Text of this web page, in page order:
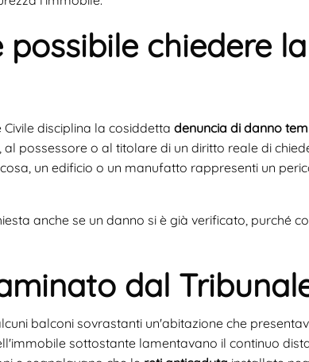
possibile chiedere
Civile disciplina la cosiddetta denuncia di danno
possessore o al titolare di un diritto reale di
un edificio o un manufatto rappresenti un
anche se un danno si è già verificato, purché
dal
balconi sovrastanti un'abitazione che
sottostante lamentavano il continuo